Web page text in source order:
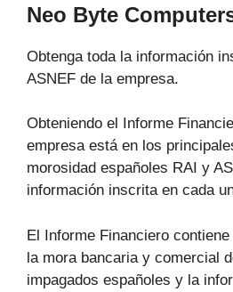
Neo Byte
Obtenga toda la información
ASNEF de la empresa.
Obteniendo el Informe
empresa está en los
morosidad españoles RAI y
información inscrita en cada
El Informe Financiero
la mora bancaria y comercial
impagados españoles y la